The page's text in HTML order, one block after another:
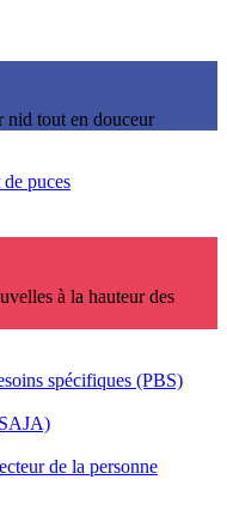
nid tout en douceur
puces
à la hauteur des
spécifiques (PBS)
de la personne